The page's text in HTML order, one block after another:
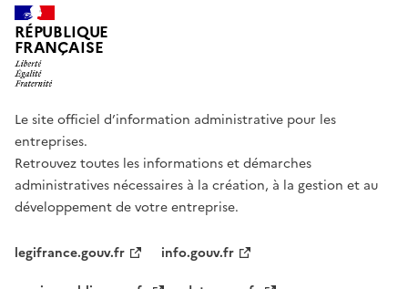
RÉPUBLIQUE
FRANÇAISE
Le site officiel d’information administrative pour les
entreprises.
Retrouvez toutes les informations et démarches
administratives nécessaires à la création, à la gestion et au
développement de votre entreprise.
legifrance.gouv.fr
info.gouv.fr